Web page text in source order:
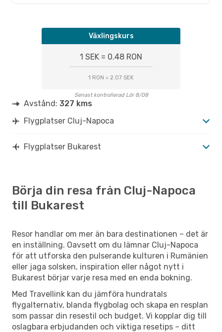
Växlingskurs
1 SEK = 0.48 RON
1 RON = 2.07 SEK
Senast kontrollerad Lör 8/08
Avstånd: 327 kms
Flygplatser Cluj-Napoca
Flygplatser Bukarest
Börja din resa från Cluj-Napoca
till Bukarest
Resor handlar om mer än bara destinationen – det är
en inställning. Oavsett om du lämnar Cluj-Napoca
för att utforska den pulserande kulturen i Rumänien
eller jaga solsken, inspiration eller något nytt i
Bukarest börjar varje resa med en enda bokning.
Med Travellink kan du jämföra hundratals
flygalternativ, blanda flygbolag och skapa en resplan
som passar din resestil och budget. Vi kopplar dig till
oslagbara erbjudanden och viktiga resetips – ditt